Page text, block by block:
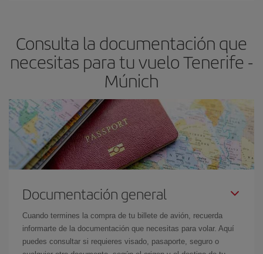
Consulta la documentación que
necesitas para tu vuelo Tenerife -
Múnich
Documentación general
Cuando termines la compra de tu billete de avión, recuerda
informarte de la documentación que necesitas para volar. Aquí
puedes consultar si requieres visado, pasaporte, seguro o